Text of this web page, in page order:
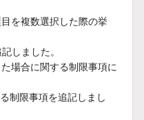
を複数選択した際の挙
しました。
場合に関する制限事項に
制限事項を追記しまし